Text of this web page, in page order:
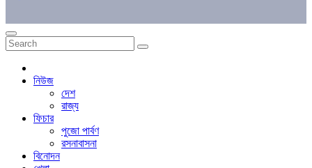
নিউজ
দেশ
রাজ্য
ফিচার
পুজো পার্বণ
রসনাবাসনা
বিনোদন